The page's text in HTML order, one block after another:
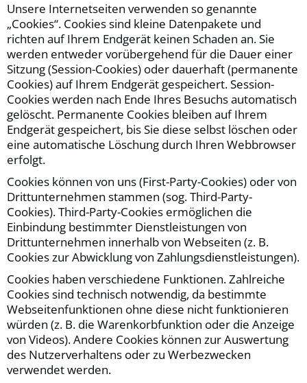
Unsere Internetseiten verwenden so genannte
„Cookies“. Cookies sind kleine Datenpakete und
richten auf Ihrem Endgerät keinen Schaden an. Sie
werden entweder vorübergehend für die Dauer einer
Sitzung (Session-Cookies) oder dauerhaft (permanente
Cookies) auf Ihrem Endgerät gespeichert. Session-
Cookies werden nach Ende Ihres Besuchs automatisch
gelöscht. Permanente Cookies bleiben auf Ihrem
Endgerät gespeichert, bis Sie diese selbst löschen oder
eine automatische Löschung durch Ihren Webbrowser
erfolgt.
Cookies können von uns (First-Party-Cookies) oder von
Drittunternehmen stammen (sog. Third-Party-
Cookies). Third-Party-Cookies ermöglichen die
Einbindung bestimmter Dienstleistungen von
Drittunternehmen innerhalb von Webseiten (z. B.
Cookies zur Abwicklung von Zahlungsdienstleistungen).
Cookies haben verschiedene Funktionen. Zahlreiche
Cookies sind technisch notwendig, da bestimmte
Webseitenfunktionen ohne diese nicht funktionieren
würden (z. B. die Warenkorbfunktion oder die Anzeige
von Videos). Andere Cookies können zur Auswertung
des Nutzerverhaltens oder zu Werbezwecken
verwendet werden.